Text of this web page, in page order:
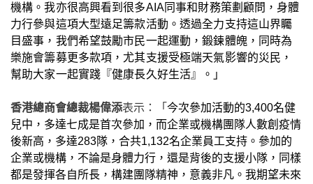
機構。我亦很高興看到很多AIA同事和財務策劃顧問，身體
力行參與這項大型遠足籌款活動。透過全力支持這山界矚
目盛事，我們希望鼓勵市民一起運動，鍛鍊體魄，同時為
樂施會籌募更多款項，尤其支援受極端天氣影響的災民，
幫助大家一起實踐『健康長久好生活』。 」
香港總商會總裁楊偉添表示：「 今次參加活動的3,400名健
兒中，多達七成是首次參加，而企業或機構團隊人數創疫情
後新高，多達283隊，合共1,132名企業員工支持 。參加的
企業或機構，不論是身體力行，還是背後的支援小隊，同樣
都是發揮各自所長， 構建團隊精神 ，意義非凡 。 我期望未來